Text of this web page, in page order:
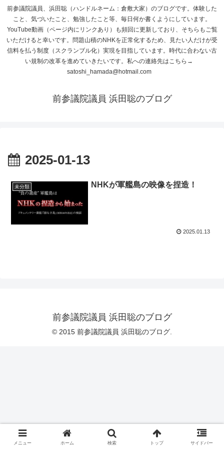
前参議院議員、浜田聡（ハンドルネーム：倉敷大家）のブログです。体験した
こと、気づいたこと、勉強したこと等、毎日何か書くようにしています。
YouTube動画（ページ内にリンクあり）も頻回に更新しており、そちらもご覧
いただけると幸いです。問題山積のNHKを正常化するため、見たい人だけが受
信料を払う制度（スクランブル化）実現を目指しています。時代に合わない古
い規制の改革を進めていきたいです。私への連絡先はこちら→
satoshi_hamada@hotmail.com
前参議院議員 浜田聡のブログ
2025-01-13
未分類 NHKが軍艦島の映像を捏造！
2025.01.13
前参議院議員 浜田聡のブログ
© 2015 前参議院議員 浜田聡のブログ.
メニュー ホーム 検索 トップ サイドバー